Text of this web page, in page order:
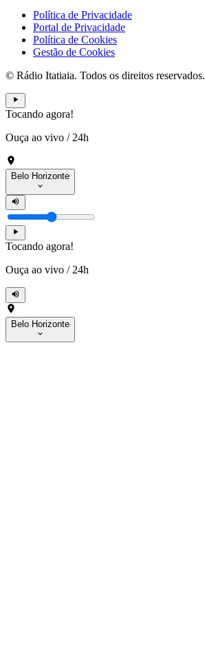
Política de Privacidade
Portal de Privacidade
Política de Cookies
Gestão de Cookies
© Rádio Itatiaia. Todos os direitos reservados.
Tocando agora!
Ouça ao vivo / 24h
Belo Horizonte
Tocando agora!
Ouça ao vivo / 24h
Belo Horizonte